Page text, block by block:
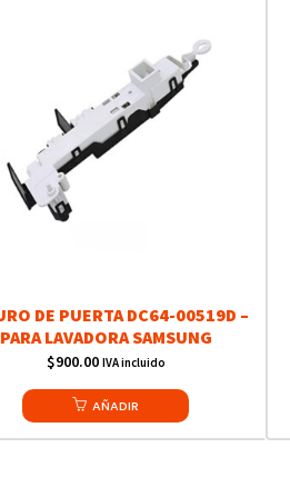
DE PUERTA DC64-00519D –
PARA LAVADORA SAMSUNG
$900.00 IVA incluido
AÑADIR